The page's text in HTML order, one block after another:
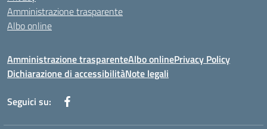
Amministrazione trasparente
Albo online
Amministrazione trasparenteAlbo onlinePrivacy Policy
Dichiarazione di accessibilitàNote legali
Seguici su: